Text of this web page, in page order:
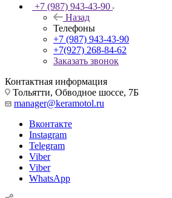
+7 (987) 943-43-90
Назад
Телефоны
+7 (987) 943-43-90
+7(927) 268-84-62
Заказать звонок
Контактная информация
Тольятти, Обводное шоссе, 7Б
manager@keramotol.ru
Вконтакте
Instagram
Telegram
Viber
Viber
WhatsApp